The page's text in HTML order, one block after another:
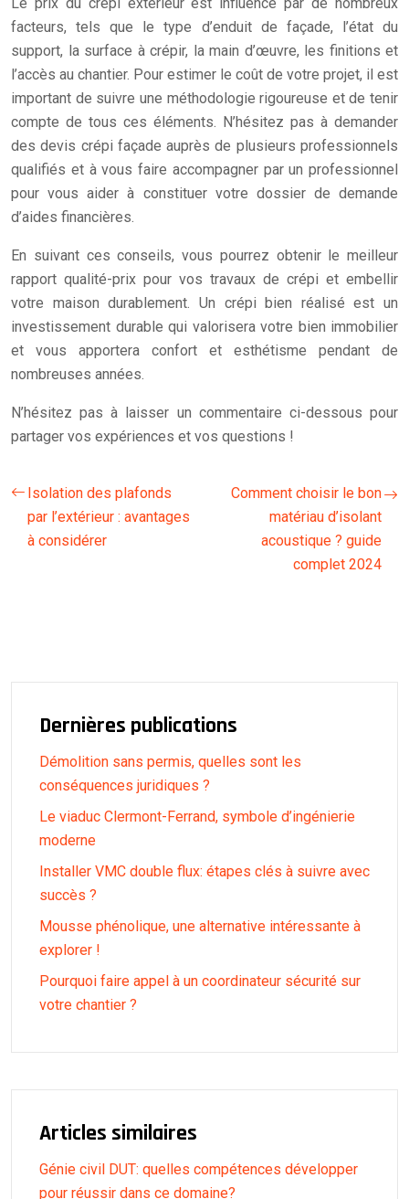
facteurs, tels que le type d’enduit de façade, l’état du
support, la surface à crépir, la main d’œuvre, les finitions et
l’accès au chantier. Pour estimer le coût de votre projet, il est
important de suivre une méthodologie rigoureuse et de tenir
compte de tous ces éléments. N’hésitez pas à demander
des devis crépi façade auprès de plusieurs professionnels
qualifiés et à vous faire accompagner par un professionnel
pour vous aider à constituer votre dossier de demande
d’aides financières.
En suivant ces conseils, vous pourrez obtenir le meilleur
rapport qualité-prix pour vos travaux de crépi et embellir
votre maison durablement. Un crépi bien réalisé est un
investissement durable qui valorisera votre bien immobilier
et vous apportera confort et esthétisme pendant de
nombreuses années.
N’hésitez pas à laisser un commentaire ci-dessous pour
partager vos expériences et vos questions !
Isolation des plafonds
par l’extérieur : avantages
à considérer
Comment choisir le bon
matériau d’isolant
acoustique ? guide
complet 2024
Dernières publications
Démolition sans permis, quelles sont les
conséquences juridiques ?
Le viaduc Clermont-Ferrand, symbole d’ingénierie
moderne
Installer VMC double flux: étapes clés à suivre avec
succès ?
Mousse phénolique, une alternative intéressante à
explorer !
Pourquoi faire appel à un coordinateur sécurité sur
votre chantier ?
Articles similaires
Génie civil DUT: quelles compétences développer
pour réussir dans ce domaine?